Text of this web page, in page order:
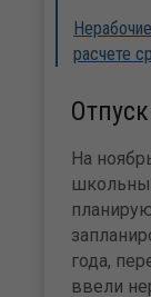
расчете
На
года,
ввели